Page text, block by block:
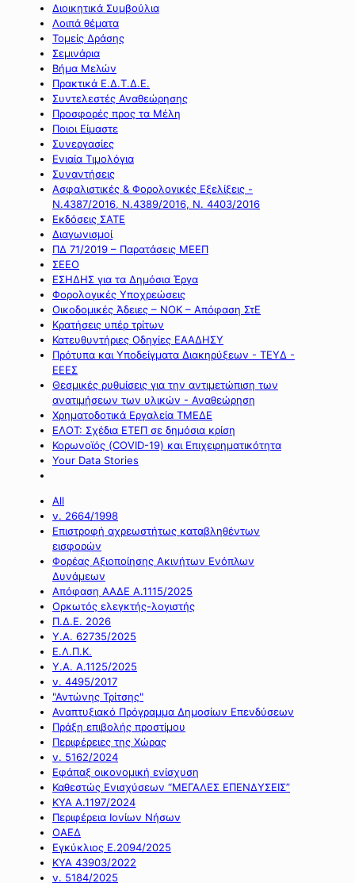
Διοικητικά Συμβούλια
Λοιπά θέματα
Τομείς Δράσης
Σεμινάρια
Βήμα Μελών
Πρακτικά Ε.Δ.Τ.Δ.Ε.
Συντελεστές Αναθεώρησης
Προσφορές προς τα Μέλη
Ποιοι Είμαστε
Συνεργασίες
Ενιαία Τιμολόγια
Συναντήσεις
Ασφαλιστικές & Φορολογικές Εξελίξεις -
Ν.4387/2016, Ν.4389/2016, Ν. 4403/2016
Εκδόσεις ΣΑΤΕ
Διαγωνισμοί
ΠΔ 71/2019 – Παρατάσεις ΜΕΕΠ
ΣΕΕΟ
ΕΣΗΔΗΣ για τα Δημόσια Έργα
Φορολογικές Υποχρεώσεις
Οικοδομικές Άδειες – ΝΟΚ – Απόφαση ΣτΕ
Κρατήσεις υπέρ τρίτων
Κατευθυντήριες Οδηγίες ΕΑΑΔΗΣΥ
Πρότυπα και Υποδείγματα Διακηρύξεων - ΤΕΥΔ -
ΕΕΕΣ
Θεσμικές ρυθμίσεις για την αντιμετώπιση των
ανατιμήσεων των υλικών - Αναθεώρηση
Χρηματοδοτικά Εργαλεία ΤΜΕΔΕ
ΕΛΟΤ: Σχέδια ΕΤΕΠ σε δημόσια κρίση
Κορωνοϊός (COVID-19) και Επιχειρηματικότητα
Your Data Stories
All
ν. 2664/1998
Επιστροφή αχρεωστήτως καταβληθέντων
εισφορών
Φορέας Αξιοποίησης Ακινήτων Ενόπλων
Δυνάμεων
Απόφαση ΑΑΔΕ Α.1115/2025
Ορκωτός ελεγκτής-λογιστής
Π.Δ.Ε. 2026
Υ.Α. 62735/2025
Ε.Λ.Π.Κ.
Υ.Α. Α.1125/2025
ν. 4495/2017
"Αντώνης Τρίτσης"
Αναπτυξιακό Πρόγραμμα Δημοσίων Επενδύσεων
Πράξη επιβολής προστίμου
Περιφέρειες της Χώρας
ν. 5162/2024
Εφάπαξ οικονομική ενίσχυση
Καθεστώς Ενισχύσεων “ΜΕΓΑΛΕΣ ΕΠΕΝΔΥΣΕΙΣ”
ΚΥΑ Α.1197/2024
Περιφέρεια Ιονίων Νήσων
ΟΑΕΔ
Εγκύκλιος Ε.2094/2025
ΚΥΑ 43903/2022
ν. 5184/2025